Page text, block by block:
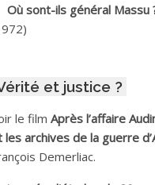
Vve AIT SAADA
Mohamed Akli
Où sont-ils général Massu
et justice ?
le film Après l’affaire
les archives de la guerre
Demerliac.